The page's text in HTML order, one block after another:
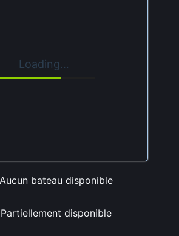
Loading…
Aucun bateau disponible
Partiellement disponible